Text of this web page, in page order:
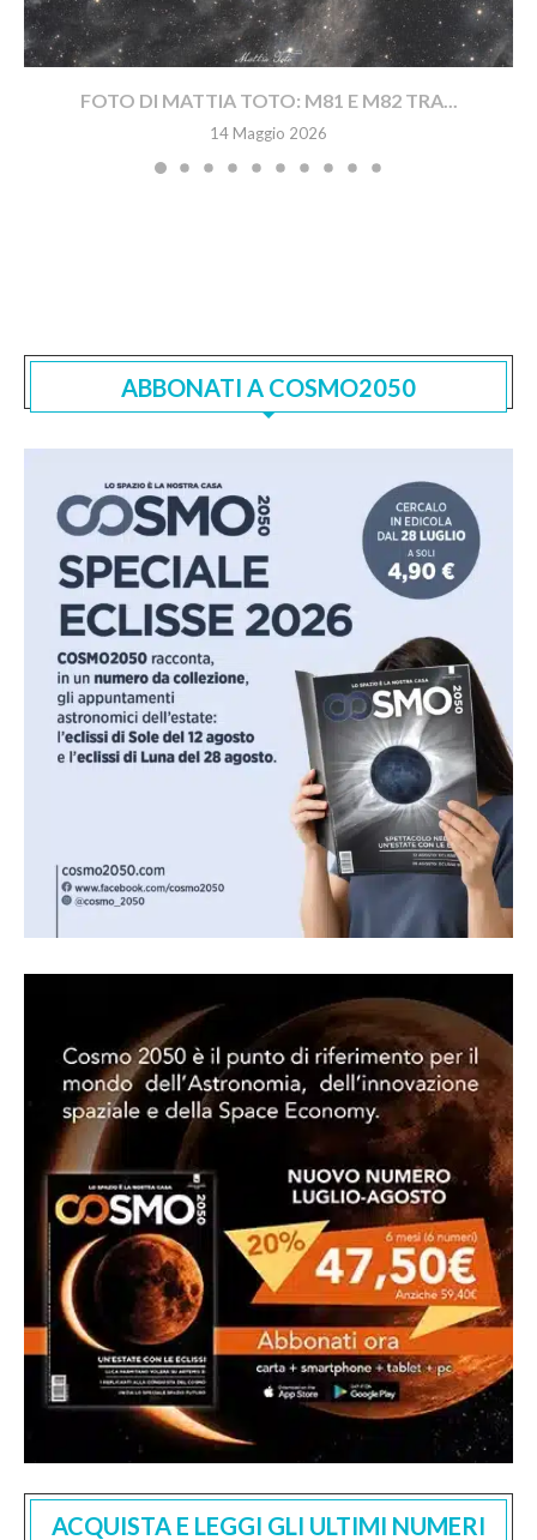
FOTO DI MATTIA TOTO: M81 E M82 TRA...
14 Maggio 2026
ABBONATI A COSMO2050
ACQUISTA E LEGGI GLI ULTIMI NUMERI